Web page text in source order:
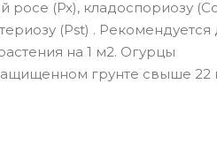
росе (Px), кладоспориозу
(Pst) . Рекомендуется
на 1 м2. Огурцы
грунте свыше 22